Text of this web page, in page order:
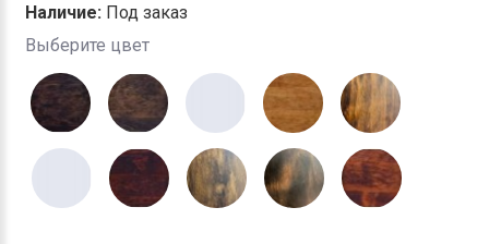
Наличие: Под заказ
Выберите цвет